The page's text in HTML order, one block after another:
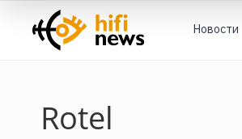
Новости
Rotel